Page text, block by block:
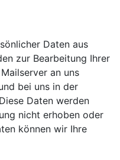
Daten aus
zur Bearbeitung Ihrer
an uns
bei uns in der
Daten werden
nicht erhoben oder
können wir Ihre